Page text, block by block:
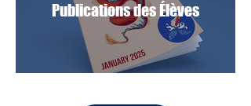
Publications des Élèves